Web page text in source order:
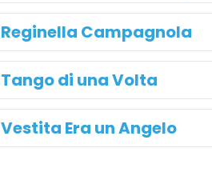
Reginella Campagnola
Tango di una Volta
Vestita Era un Angelo